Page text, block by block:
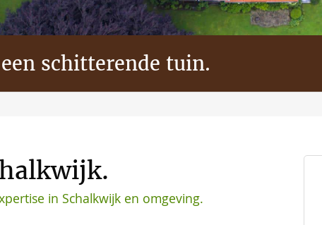
schitterende tuin.
in Schalkwijk en omgeving.